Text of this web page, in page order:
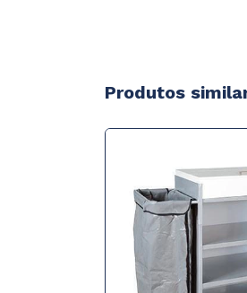
Produtos